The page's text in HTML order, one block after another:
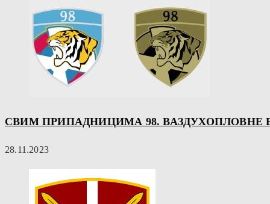
СВИМ ПРИПАДНИЦИМА 98. ВАЗДУХОПЛОВНЕ
28.11.2023